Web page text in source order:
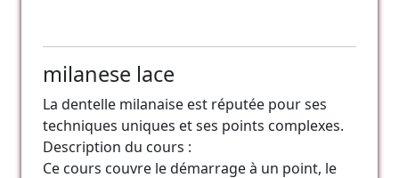
milanese lace
La dentelle milanaise est réputée pour ses
techniques uniques et ses points complexes.
Description du cours :
Ce cours couvre le démarrage à un point, le